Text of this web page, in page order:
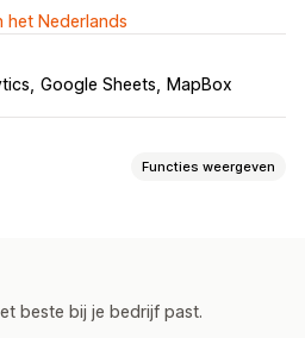
het Nederlands
Google Sheets MapBox
Functies weergeven
Aangepaste CSS
beste bij je bedrijf past.